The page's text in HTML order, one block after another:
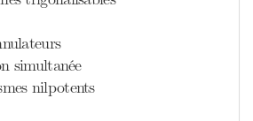
simultanée
nilpotents